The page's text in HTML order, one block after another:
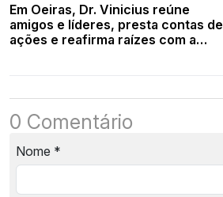
Em Oeiras, Dr. Vinicius reúne
amigos e líderes, presta contas de
ações e reafirma raízes com a
0 Comentário
Nome *